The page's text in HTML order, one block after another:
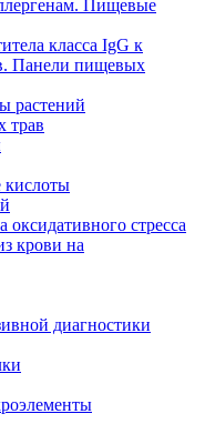
Пищевые
класса IgG к
Панели пищевых
растений
трав
оксидативного стресса
крови на
диагностики